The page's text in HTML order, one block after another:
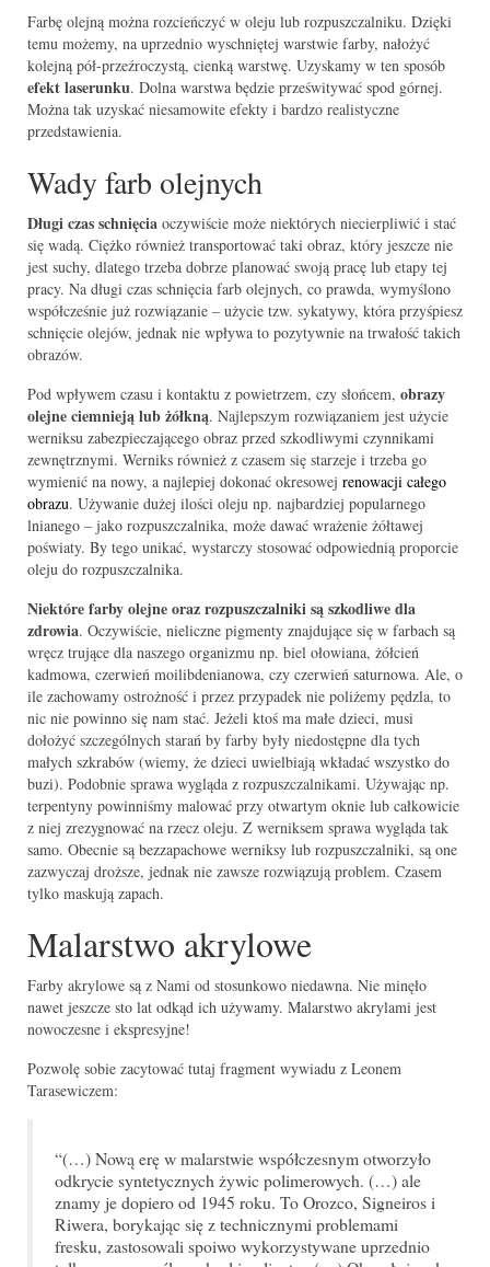
Farbę olejną można rozcieńczyć w oleju lub rozpuszczalniku. Dzięki
temu możemy, na uprzednio wyschniętej warstwie farby, nałożyć
kolejną pół-przeźroczystą, cienką warstwę. Uzyskamy w ten sposób
efekt laserunku. Dolna warstwa będzie prześwitywać spod górnej.
Można tak uzyskać niesamowite efekty i bardzo realistyczne
przedstawienia.
Wady farb olejnych
Długi czas schnięcia oczywiście może niektórych niecierpliwić i stać
się wadą. Ciężko również transportować taki obraz, który jeszcze nie
jest suchy, dlatego trzeba dobrze planować swoją pracę lub etapy tej
pracy. Na długi czas schnięcia farb olejnych, co prawda, wymyślono
współcześnie już rozwiązanie – użycie tzw. sykatywy, która przyśpiesz
schnięcie olejów, jednak nie wpływa to pozytywnie na trwałość takich
obrazów.
Pod wpływem czasu i kontaktu z powietrzem, czy słońcem, obrazy
olejne ciemnieją lub żółkną. Najlepszym rozwiązaniem jest użycie
werniksu zabezpieczającego obraz przed szkodliwymi czynnikami
zewnętrznymi. Werniks również z czasem się starzeje i trzeba go
wymienić na nowy, a najlepiej dokonać okresowej renowacji całego
obrazu. Używanie dużej ilości oleju np. najbardziej popularnego
lnianego – jako rozpuszczalnika, może dawać wrażenie żółtawej
poświaty. By tego unikać, wystarczy stosować odpowiednią proporcie
oleju do rozpuszczalnika.
Niektóre farby olejne oraz rozpuszczalniki są szkodliwe dla
zdrowia. Oczywiście, nieliczne pigmenty znajdujące się w farbach są
wręcz trujące dla naszego organizmu np. biel ołowiana, żółcień
kadmowa, czerwień moilibdenianowa, czy czerwień saturnowa. Ale, o
ile zachowamy ostrożność i przez przypadek nie poliżemy pędzla, to
nic nie powinno się nam stać. Jeżeli ktoś ma małe dzieci, musi
dołożyć szczególnych starań by farby były niedostępne dla tych
małych szkrabów (wiemy, że dzieci uwielbiają wkładać wszystko do
buzi). Podobnie sprawa wygląda z rozpuszczalnikami. Używając np.
terpentyny powinniśmy malować przy otwartym oknie lub całkowicie
z niej zrezygnować na rzecz oleju. Z werniksem sprawa wygląda tak
samo. Obecnie są bezzapachowe werniksy lub rozpuszczalniki, są one
zazwyczaj droższe, jednak nie zawsze rozwiązują problem. Czasem
tylko maskują zapach.
Malarstwo akrylowe
Farby akrylowe są z Nami od stosunkowo niedawna. Nie minęło
nawet jeszcze sto lat odkąd ich używamy. Malarstwo akrylami jest
nowoczesne i ekspresyjne!
Pozwolę sobie zacytować tutaj fragment wywiadu z Leonem
Tarasewiczem:
“(…) Nową erę w malarstwie współczesnym otworzyło
odkrycie syntetycznych żywic polimerowych. (…) ale
znamy je dopiero od 1945 roku. To Orozco, Signeiros i
Riwera, borykając się z technicznymi problemami
fresku, zastosowali spoiwo wykorzystywane uprzednio